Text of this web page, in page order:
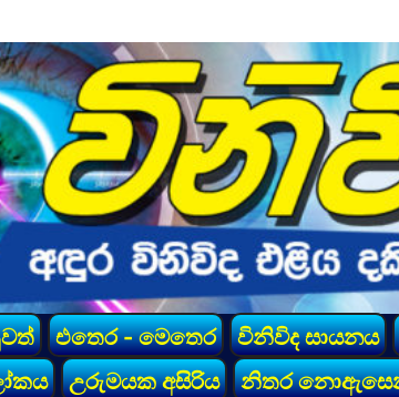
එතෙර - මෙතෙර විනිවිද සායනය
උරුමයක අසිරිය නිතර